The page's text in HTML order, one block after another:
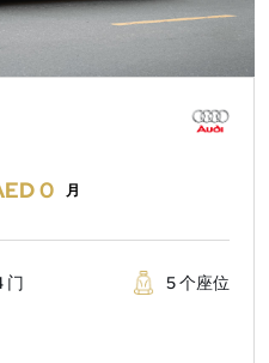
0 月
门 5 个座位